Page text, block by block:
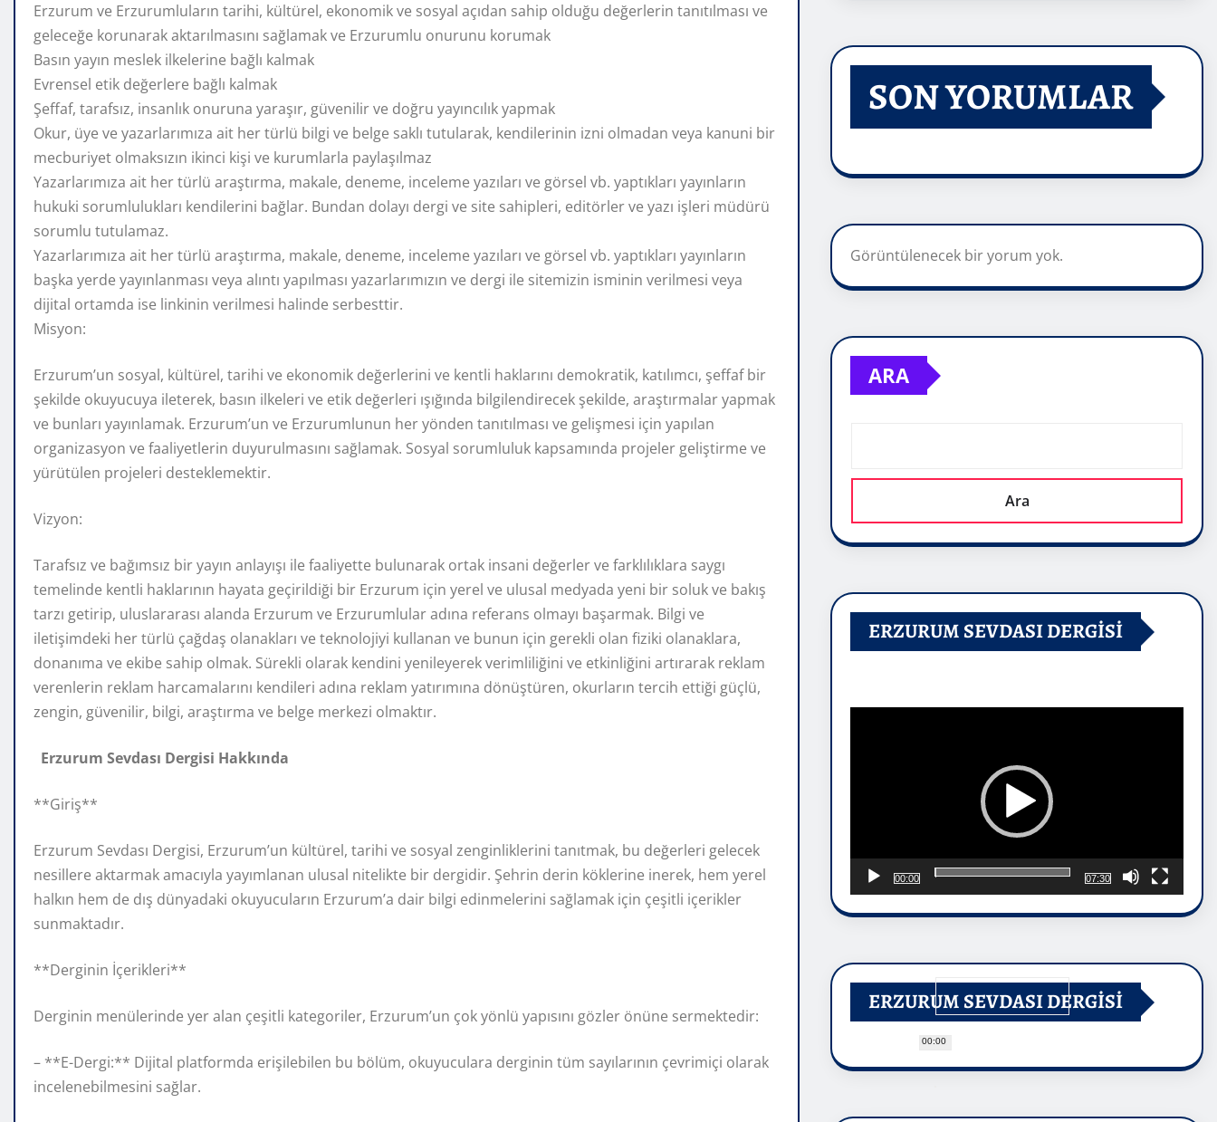
Erzurum ve Erzurumluların tarihi, kültürel, ekonomik ve sosyal açıdan sahip olduğu değerlerin tanıtılması ve
geleceğe korunarak aktarılmasını sağlamak ve Erzurumlu onurunu korumak
Basın yayın meslek ilkelerine bağlı kalmak
Evrensel etik değerlere bağlı kalmak
Şeffaf, tarafsız, insanlık onuruna yaraşır, güvenilir ve doğru yayıncılık yapmak
Okur, üye ve yazarlarımıza ait her türlü bilgi ve belge saklı tutularak, kendilerinin izni olmadan veya kanuni bir
mecburiyet olmaksızın ikinci kişi ve kurumlarla paylaşılmaz
Yazarlarımıza ait her türlü araştırma, makale, deneme, inceleme yazıları ve görsel vb. yaptıkları yayınların
hukuki sorumlulukları kendilerini bağlar. Bundan dolayı dergi ve site sahipleri, editörler ve yazı işleri müdürü
sorumlu tutulamaz.
Yazarlarımıza ait her türlü araştırma, makale, deneme, inceleme yazıları ve görsel vb. yaptıkları yayınların
başka yerde yayınlanması veya alıntı yapılması yazarlarımızın ve dergi ile sitemizin isminin verilmesi veya
dijital ortamda ise linkinin verilmesi halinde serbesttir.
Misyon:
Erzurum’un sosyal, kültürel, tarihi ve ekonomik değerlerini ve kentli haklarını demokratik, katılımcı, şeffaf bir
şekilde okuyucuya ileterek, basın ilkeleri ve etik değerleri ışığında bilgilendirecek şekilde, araştırmalar yapmak
ve bunları yayınlamak. Erzurum’un ve Erzurumlunun her yönden tanıtılması ve gelişmesi için yapılan
organizasyon ve faaliyetlerin duyurulmasını sağlamak. Sosyal sorumluluk kapsamında projeler geliştirme ve
yürütülen projeleri desteklemektir.
Vizyon:
Tarafsız ve bağımsız bir yayın anlayışı ile faaliyette bulunarak ortak insani değerler ve farklılıklara saygı
temelinde kentli haklarının hayata geçirildiği bir Erzurum için yerel ve ulusal medyada yeni bir soluk ve bakış
tarzı getirip, uluslararası alanda Erzurum ve Erzurumlular adına referans olmayı başarmak. Bilgi ve
iletişimdeki her türlü çağdaş olanakları ve teknolojiyi kullanan ve bunun için gerekli olan fiziki olanaklara,
donanıma ve ekibe sahip olmak. Sürekli olarak kendini yenileyerek verimliliğini ve etkinliğini artırarak reklam
verenlerin reklam harcamalarını kendileri adına reklam yatırımına dönüştüren, okurların tercih ettiği güçlü,
zengin, güvenilir, bilgi, araştırma ve belge merkezi olmaktır.
Erzurum Sevdası Dergisi Hakkında
**Giriş**
Erzurum Sevdası Dergisi, Erzurum’un kültürel, tarihi ve sosyal zenginliklerini tanıtmak, bu değerleri gelecek
nesillere aktarmak amacıyla yayımlanan ulusal nitelikte bir dergidir. Şehrin derin köklerine inerek, hem yerel
halkın hem de dış dünyadaki okuyucuların Erzurum’a dair bilgi edinmelerini sağlamak için çeşitli içerikler
sunmaktadır.
**Derginin İçerikleri**
Derginin menülerinde yer alan çeşitli kategoriler, Erzurum’un çok yönlü yapısını gözler önüne sermektedir:
– **E-Dergi:** Dijital platformda erişilebilen bu bölüm, okuyuculara derginin tüm sayılarının çevrimiçi olarak
incelenebilmesini sağlar.
SON YORUMLAR
Görüntülenecek bir yorum yok.
ARA
Ara
ERZURUM SEVDASI DERGİSİ
00:00
00:00
07:30
ERZURUM SEVDASI DERGİSİ